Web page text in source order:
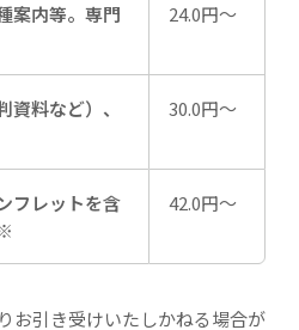
案内等。専門
24.0円～
料など）、
30.0円～
フレットを含
42.0円～
お引き受けいたしかねる場合が